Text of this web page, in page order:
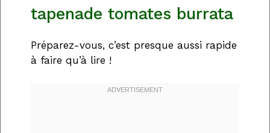
tapenade tomates burrata
Préparez-vous, c’est presque aussi rapide
à faire qu’à lire !